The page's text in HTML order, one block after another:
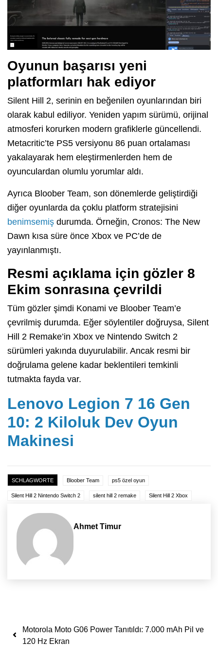
Oyunun başarısı yeni
platformları hak ediyor
Silent Hill 2, serinin en beğenilen oyunlarından biri
olarak kabul ediliyor. Yeniden yapım sürümü, orijinal
atmosferi korurken modern grafiklerle güncellendi.
Metacritic’te PS5 versiyonu 86 puan ortalaması
yakalayarak hem eleştirmenlerden hem de
oyunculardan olumlu yorumlar aldı.
Ayrıca Bloober Team, son dönemlerde geliştirdiği
diğer oyunlarda da çoklu platform stratejisini
benimsemiş durumda. Örneğin, Cronos: The New
Dawn kısa süre önce Xbox ve PC’de de
yayınlanmıştı.
Resmi açıklama için gözler 8
Ekim sonrasına çevrildi
Tüm gözler şimdi Konami ve Bloober Team’e
çevrilmiş durumda. Eğer söylentiler doğruysa, Silent
Hill 2 Remake’in Xbox ve Nintendo Switch 2
sürümleri yakında duyurulabilir. Ancak resmi bir
doğrulama gelene kadar beklentileri temkinli
tutmakta fayda var.
Lenovo Legion 7 16 Gen
10: 2 Kiloluk Dev Oyun
Makinesi
SCHLAGWORTE Bloober Team ps5 özel oyun
Silent Hill 2 Nintendo Switch 2 silent hill 2 remake Silent Hill 2 Xbox
Ahmet Timur
Yazı dolaşımı
Motorola Moto G06 Power Tanıtıldı: 7.000 mAh Pil ve
120 Hz Ekran